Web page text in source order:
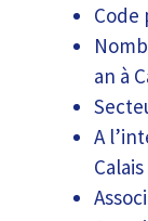
Code
an à
A
Calais